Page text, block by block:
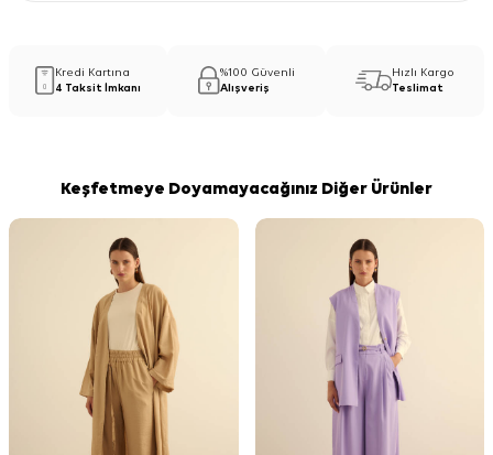
Kredi Kartına
4 Taksit İmkanı
%100 Güvenli
Alışveriş
Hızlı Kargo
Teslimat
Keşfetmeye Doyamayacağınız Diğer Ürünler